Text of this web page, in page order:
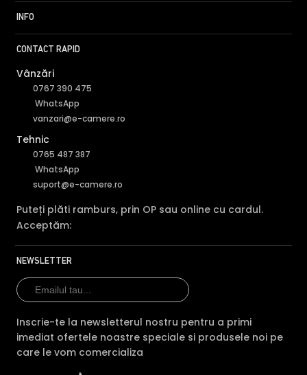
INFO
CONTACT RAPID
Vânzări
0767 390 475
WhatsApp
vanzari@e-camere.ro
Tehnic
0765 487 387
WhatsApp
suport@e-camere.ro
Puteți plăti ramburs, prin OP sau online cu cardul.
Acceptăm:
NEWSLETTER
Inscrie-te la newsletterul nostru pentru a primi
imediat ofertele noastre speciale si produsele noi pe
care le vom comercializa